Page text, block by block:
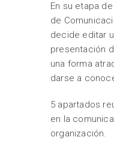
En su etapa
de
decide editar
presentación
una forma
darse a
5 apartados
en la
organización.